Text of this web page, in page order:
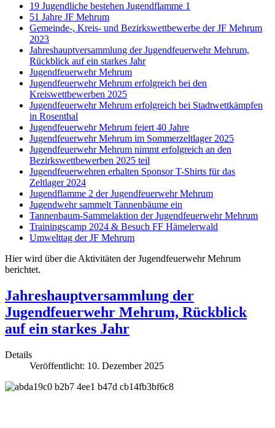
19 Jugendliche bestehen Jugendflamme 1
51 Jahre JF Mehrum
Gemeinde-, Kreis- und Bezirkswettbewerbe der JF Mehrum
2023
Jahreshauptversammlung der Jugendfeuerwehr Mehrum,
Rückblick auf ein starkes Jahr
Jugendfeuerwehr Mehrum
Jugendfeuerwehr Mehrum erfolgreich bei den
Kreiswettbewerben 2025
Jugendfeuerwehr Mehrum erfolgreich bei Stadtwettkämpfen
in Rosenthal
Jugendfeuerwehr Mehrum feiert 40 Jahre
Jugendfeuerwehr Mehrum im Sommerzeltlager 2025
Jugendfeuerwehr Mehrum nimmt erfolgreich an den
Bezirkswettbewerben 2025 teil
Jugendfeuerwehren erhalten Sponsor T-Shirts für das
Zeltlager 2024
Jugendflamme 2 der Jugendfeuerwehr Mehrum
Jugendwehr sammelt Tannenbäume ein
Tannenbaum-Sammelaktion der Jugendfeuerwehr Mehrum
Trainingscamp 2024 & Besuch FF Hämelerwald
Umwelttag der JF Mehrum
Hier wird über die Aktivitäten der Jugendfeuerwehr Mehrum
berichtet.
Jahreshauptversammlung der
Jugendfeuerwehr Mehrum, Rückblick
auf ein starkes Jahr
Details
Veröffentlicht: 10. Dezember 2025